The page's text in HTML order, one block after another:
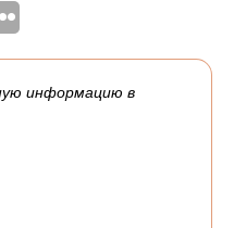
информацию в